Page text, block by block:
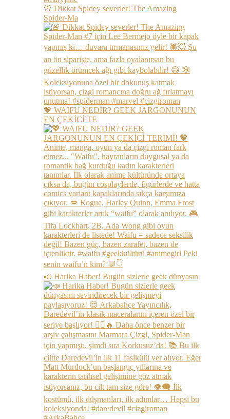
🚨 Dikkat Spidey severler! The Amazing
Spider-Ma
💖 WAIFU NEDİR? GEEK JARGONUNUN
EN ÇEKİCİ TE
📣 Harika Haber! Bugün sizlerle geek dünyasın